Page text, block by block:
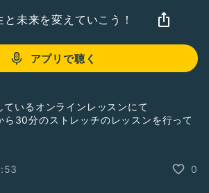
未来を変えていこう！
アプリで聴く
いるオンラインレッスンにて
30分のストレッチのレッスンを行って
ことができます。
0